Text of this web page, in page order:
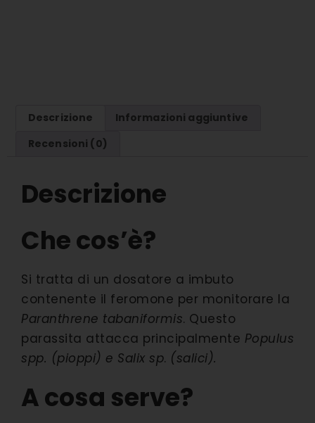
Descrizione
Informazioni aggiuntive
Recensioni (0)
Descrizione
Che cos’è?
Si tratta di un dosatore a imbuto
contenente il feromone per monitorare la
Paranthrene tabaniformis. Questo
parassita attacca principalmente Populus
spp. (pioppi) e Salix sp. (salici).
A cosa serve?